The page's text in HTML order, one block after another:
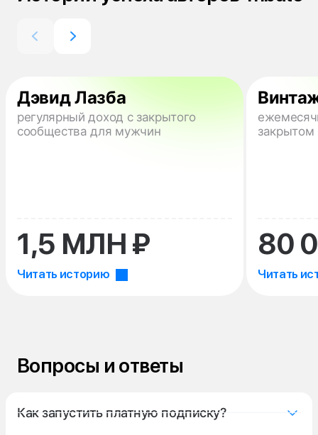
Дэвид Лазба
регулярный доход с закрытого
сообщества для мужчин
1,5 МЛН ₽
Читать историю
закрытом
80
Читать
Вопросы и ответы
Как запустить платную подписку?